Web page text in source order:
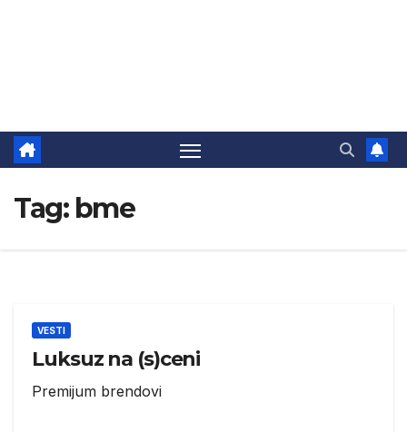
Tag: bme
VESTI
Luksuz na (s)ceni
Premijum brendovi